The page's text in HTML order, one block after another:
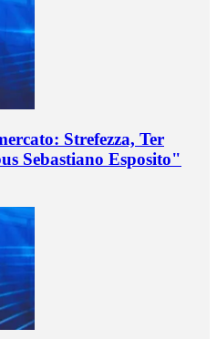
Strefezza, Ter
Sebastiano Esposito"